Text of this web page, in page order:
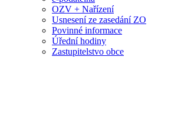
OZV + Nařízení
Usnesení ze zasedání ZO
Povinné informace
Úřední hodiny
Zastupitelstvo obce